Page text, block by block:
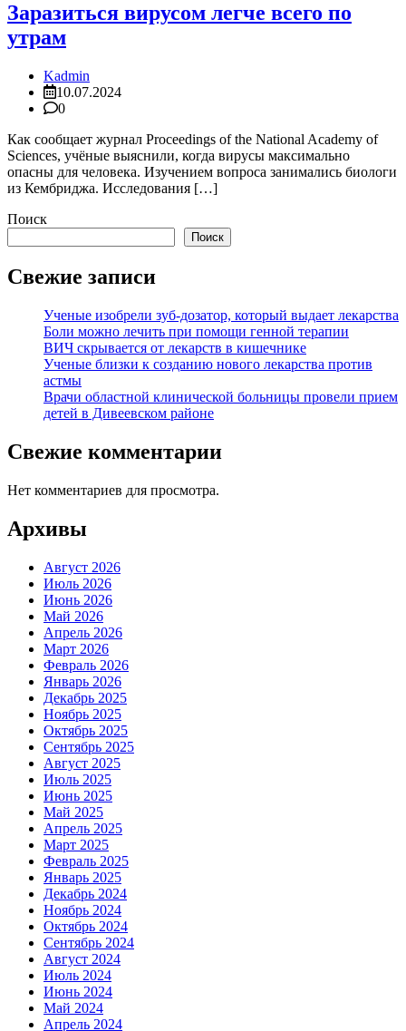
Заразиться вирусом легче всего по
утрам
Kadmin
10.07.2024
0
Как сообщает журнал Proceedings of the National Academy of
Sciences, учёные выяснили, когда вирусы максимально
опасны для человека. Изучением вопроса занимались биологи
из Кембриджа. Исследования […]
Поиск
Поиск
Свежие записи
Ученые изобрели зуб-дозатор, который выдает лекарства
Боли можно лечить при помощи генной терапии
ВИЧ скрывается от лекарств в кишечнике
Ученые близки к созданию нового лекарства против
астмы
Врачи областной клинической больницы провели прием
детей в Дивеевском районе
Свежие комментарии
Нет комментариев для просмотра.
Архивы
Август 2026
Июль 2026
Июнь 2026
Май 2026
Апрель 2026
Март 2026
Февраль 2026
Январь 2026
Декабрь 2025
Ноябрь 2025
Октябрь 2025
Сентябрь 2025
Август 2025
Июль 2025
Июнь 2025
Май 2025
Апрель 2025
Март 2025
Февраль 2025
Январь 2025
Декабрь 2024
Ноябрь 2024
Октябрь 2024
Сентябрь 2024
Август 2024
Июль 2024
Июнь 2024
Май 2024
Апрель 2024